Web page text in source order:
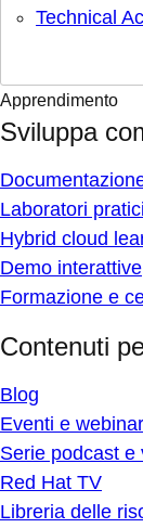
Technical
Apprendimento
Sviluppa
Laboratori pratici
Hybrid cloud
Demo interattive
Formazione e
Contenuti
Blog
Eventi e webinar
Serie podcast e
Red Hat TV
Libreria delle